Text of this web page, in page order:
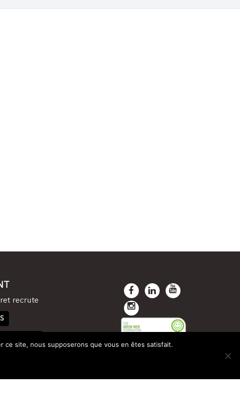
recrute
ce site, nous supposerons que vous en êtes satisfait.